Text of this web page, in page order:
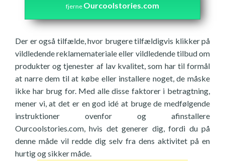
fjerne Ourcoolstories.com
Der er også tilfælde, hvor brugere tilfældigvis klikker på
vildledende reklamemateriale eller vildledende tilbud om
produkter og tjenester af lav kvalitet, som har til formål
at narre dem til at købe eller installere noget, de måske
ikke har brug for. Med alle disse faktorer i betragtning,
mener vi, at det er en god idé at bruge de medfølgende
instruktioner ovenfor og afinstallere
Ourcoolstories.com, hvis det generer dig, fordi du på
denne måde vil redde dig selv fra dens aktivitet på en
hurtig og sikker måde.